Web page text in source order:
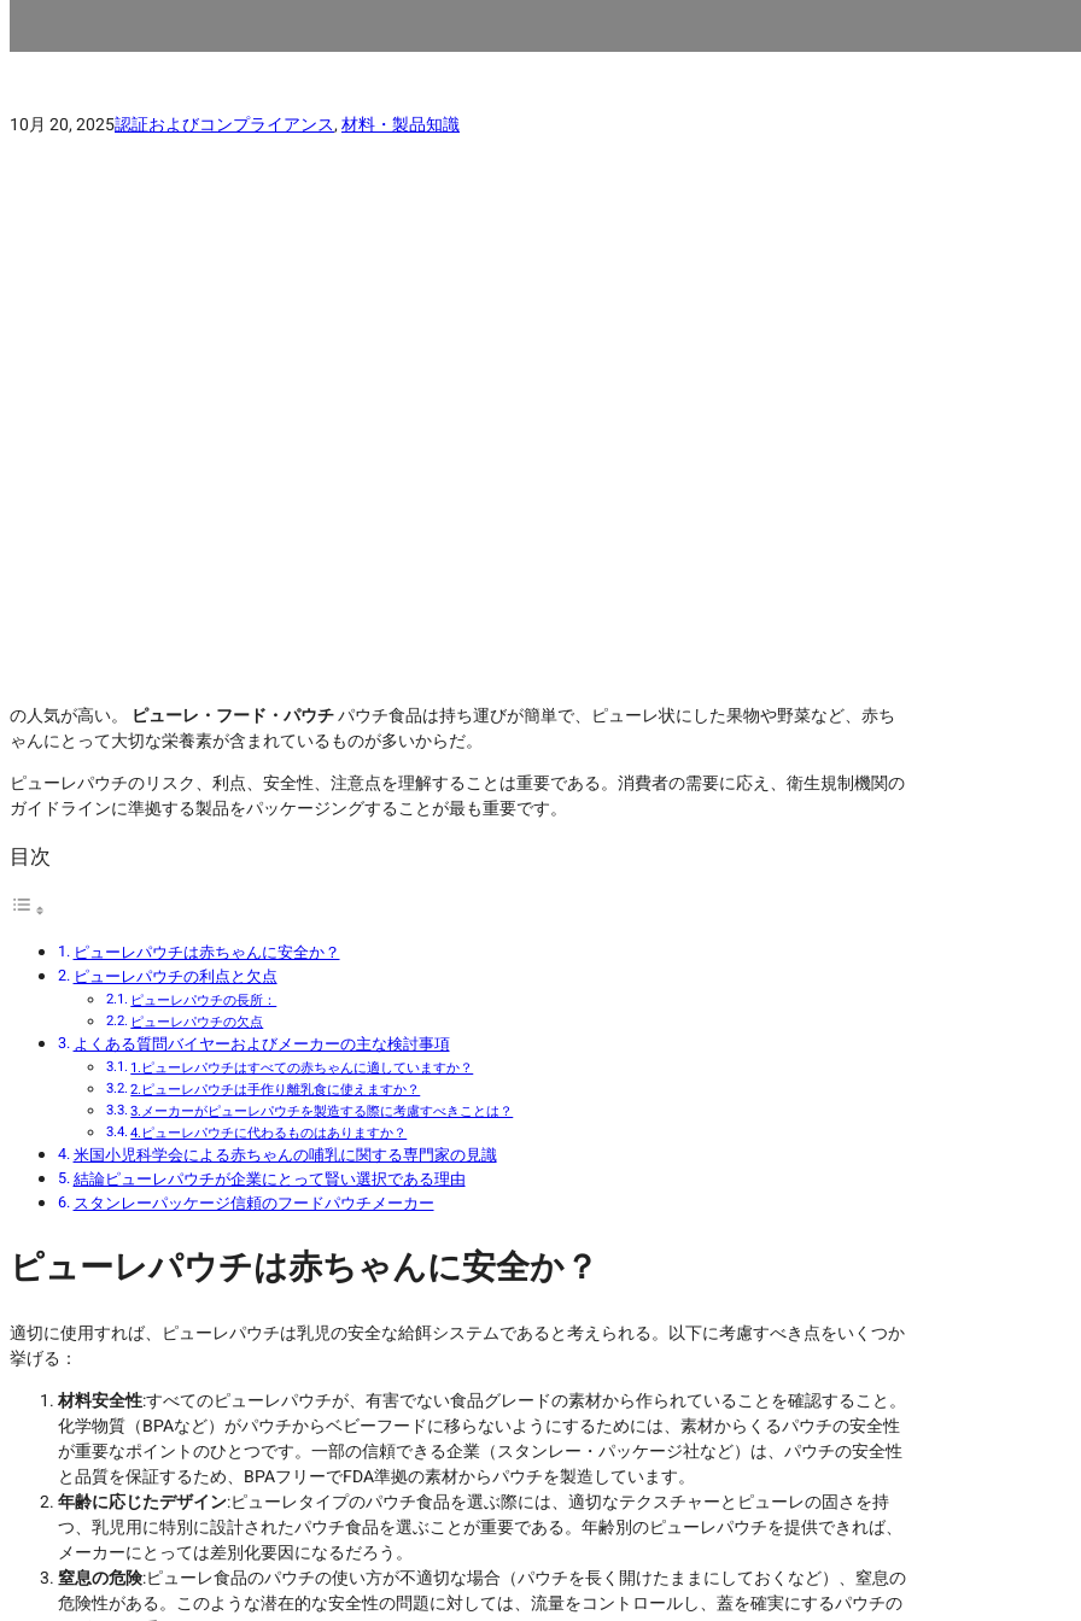
10月 20, 2025認証およびコンプライアンス,材料・製品知識
の人気が高い。 ピューレ・フード・パウチパウチ食品は持ち運びが簡単で、ピューレ状にした果物や野菜など、赤ち
ゃんにとって大切な栄養素が含まれているものが多いからだ。
ピューレパウチのリスク、利点、安全性、注意点を理解することは重要である。消費者の需要に応え、衛生規制機関の
ガイドラインに準拠する製品をパッケージングすることが最も重要です。
目次
ピューレパウチは赤ちゃんに安全か？
ピューレパウチの利点と欠点
ピューレパウチの長所：
ピューレパウチの欠点
よくある質問バイヤーおよびメーカーの主な検討事項
1.ピューレパウチはすべての赤ちゃんに適していますか？
2.ピューレパウチは手作り離乳食に使えますか？
3.メーカーがピューレパウチを製造する際に考慮すべきことは？
4.ピューレパウチに代わるものはありますか？
米国小児科学会による赤ちゃんの哺乳に関する専門家の見識
結論ピューレパウチが企業にとって賢い選択である理由
スタンレーパッケージ信頼のフードパウチメーカー
ピューレパウチは赤ちゃんに安全か？
適切に使用すれば、ピューレパウチは乳児の安全な給餌システムであると考えられる。以下に考慮すべき点をいくつか
挙げる：
材料安全性:すべてのピューレパウチが、有害でない食品グレードの素材から作られていることを確認すること。
化学物質（BPAなど）がパウチからベビーフードに移らないようにするためには、素材からくるパウチの安全性
が重要なポイントのひとつです。一部の信頼できる企業（スタンレー・パッケージ社など）は、パウチの安全性
と品質を保証するため、BPAフリーでFDA準拠の素材からパウチを製造しています。
年齢に応じたデザイン:ピューレタイプのパウチ食品を選ぶ際には、適切なテクスチャーとピューレの固さを持
つ、乳児用に特別に設計されたパウチ食品を選ぶことが重要である。年齢別のピューレパウチを提供できれば、
メーカーにとっては差別化要因になるだろう。
窒息の危険:ピューレ食品のパウチの使い方が不適切な場合（パウチを長く開けたままにしておくなど）、窒息の
危険性がある。このような潜在的な安全性の問題に対しては、流量をコントロールし、蓋を確実にするパウチの